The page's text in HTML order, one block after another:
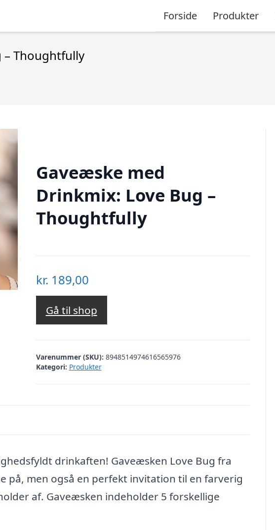
Forside Produkter
– Thoughtfully
Gaveæske med
Drinkmix: Love Bug –
Thoughtfully
kr. 189,00
Gå til shop
Varenummer (SKU): 8948514974616565976
Kategori: Produkter
drinkaften! Gaveæsken Love Bug fra
på, men også en perfekt invitation til en farverig
af. Gaveæsken indeholder 5 forskellige